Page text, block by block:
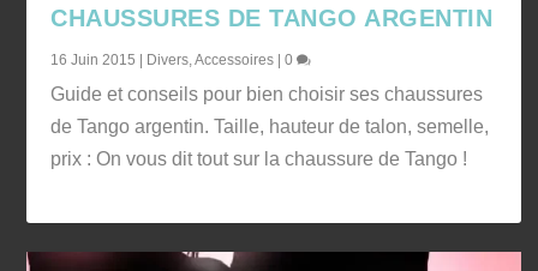
CHAUSSURES DE TANGO ARGENTIN
16 Juin 2015 Divers,Accessoires |0
Guide et conseils pour bien choisir ses chaussures
de Tango argentin. Taille, hauteur de talon, semelle,
prix : On vous dit tout sur la chaussure de Tango !